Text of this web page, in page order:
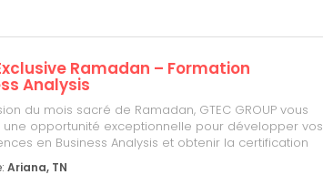
Ramadan – Formation
Analysis
du mois sacré de Ramadan, GTEC GROUP vous
opportunité exceptionnelle pour développer vos
en Business Analysis et obtenir la certification
IQBBA (International Qualification Board for
Pourquoi choisir la certification IQBBA ? -
Ariana, TN